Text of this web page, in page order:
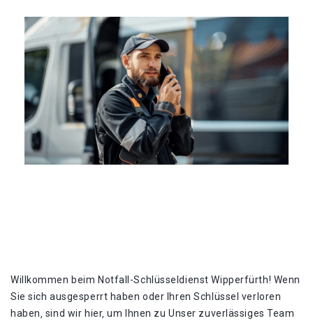
Willkommen beim Notfall-Schlüsseldienst Wipperfürth! Wenn
Sie sich ausgesperrt haben oder Ihren Schlüssel verloren
haben‚ sind wir hier‚ um Ihnen zu Unser zuverlässiges Team